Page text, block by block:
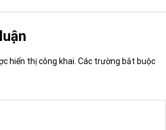
hiển thị công khai. Các trường bắt buộc